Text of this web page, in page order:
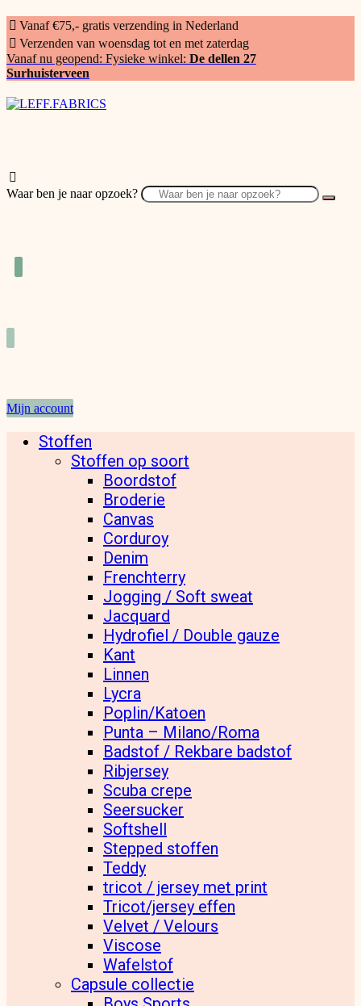
Vanaf €75,- gratis verzending in Nederland
Verzenden van woensdag tot en met zaterdag
Vanaf nu geopend: Fysieke winkel: De dellen 27
Surhuisterveen
Waar ben je naar opzoek?
Mijn account
Stoffen
Stoffen op soort
Boordstof
Broderie
Canvas
Corduroy
Denim
Frenchterry
Jogging / Soft sweat
Jacquard
Hydrofiel / Double gauze
Kant
Linnen
Lycra
Poplin/Katoen
Punta – Milano/Roma
Badstof / Rekbare badstof
Ribjersey
Scuba crepe
Seersucker
Softshell
Stepped stoffen
Teddy
tricot / jersey met print
Tricot/jersey effen
Velvet / Velours
Viscose
Wafelstof
Capsule collectie